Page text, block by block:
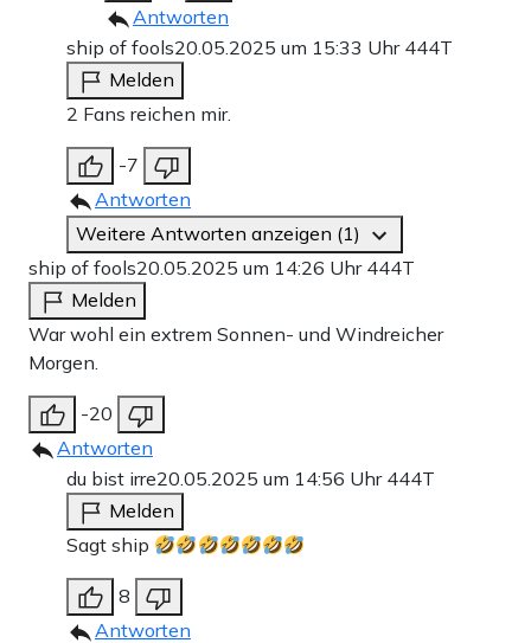
Antworten
ship of fools20.05.2025 um 15:33 Uhr 444T
Melden
2 Fans reichen mir.
-7
Antworten
Weitere Antworten anzeigen (1)
ship of fools20.05.2025 um 14:26 Uhr 444T
Melden
War wohl ein extrem Sonnen- und Windreicher
Morgen.
-20
Antworten
du bist irre20.05.2025 um 14:56 Uhr 444T
Melden
Sagt ship
8
Antworten